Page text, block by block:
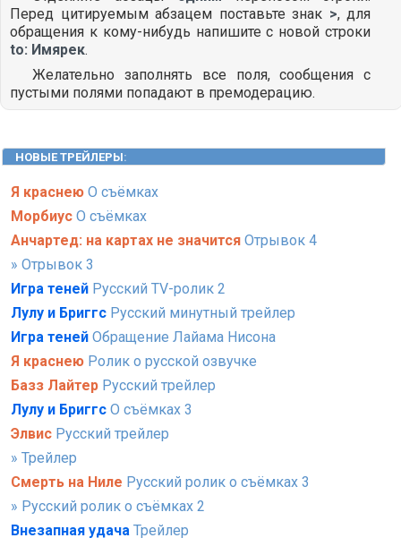
Перед цитируемым абзацем поставьте знак >, для
обращения к кому-нибудь напишите с новой строки
to: Имярек.
Желательно заполнять все поля, сообщения с
пустыми полями попадают в премодерацию.
НОВЫЕ ТРЕЙЛЕРЫ:
Я краснею О съёмках
Морбиус О съёмках
Анчартед: на картах не значится Отрывок 4
» Отрывок 3
Игра теней Русский TV-ролик 2
Лулу и Бриггс Русский минутный трейлер
Игра теней Обращение Лайама Нисона
Я краснею Ролик о русской озвучке
Базз Лайтер Русский трейлер
Лулу и Бриггс О съёмках 3
Элвис Русский трейлер
» Трейлер
Смерть на Ниле Русский ролик о съёмках 3
» Русский ролик о съёмках 2
Внезапная удача Трейлер